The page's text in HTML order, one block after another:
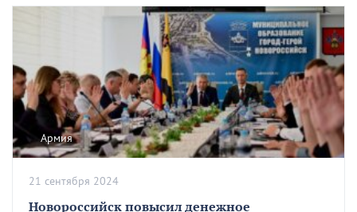
Армия
Новороссийск повысил денежное
21 сентября 2024